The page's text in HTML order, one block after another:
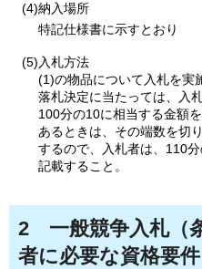
(4)納入場所
特記仕様書に示すとおり
(5)入札方法
(1)の物品について入札を実
落札決定に当たっては、入
100分の10に相当する金額
あるときは、その端数を切
するので、入札者は、110
記載すること。
2
一般競争入札（
者に必要な資格要件